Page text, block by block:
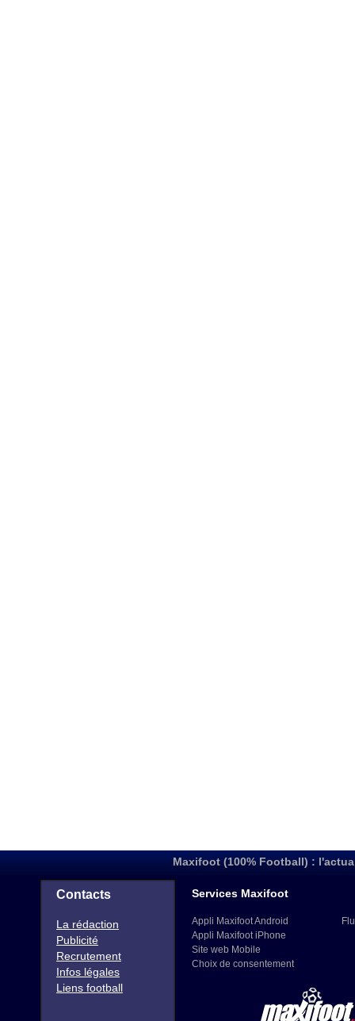
Maxifoot (100% Football) :
Contacts
La rédaction
Publicité
Recrutement
Infos légales
Liens football
Services Maxifoot
Appli Maxifoot Android
Appli Maxifoot iPhone
Site web Mobile
Choix de consentement